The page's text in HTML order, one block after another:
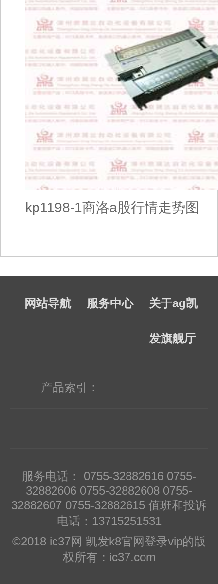
kp1198-1商洛a股行情走势图
网站导航 服务中心 关于ag凯
发旗舰厅
产品索引：
服务电话： 0755-32882616 0755-
32882606 0755-32882608 0755-
32882607 0755-32882615 值班和投诉
电话：13715251531
©2018 ic37网 凯发k8官网登录vip的版
权所有：ic37.com